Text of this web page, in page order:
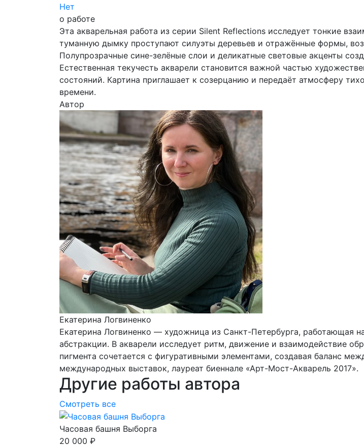
Нет
о работе
Эта акварельная работа из серии Silent Reflections исследует тонкие
туманную дымку проступают силуэты деревьев и отражённые формы,
Полупрозрачные сине-зелёные слои и деликатные световые акценты
Естественная текучесть акварели становится важной частью
состояний. Картина приглашает к созерцанию и передаёт атмосферу
времени.
Автор
Екатерина Логвиненко
Екатерина Логвиненко — художница из Санкт-Петербурга, работающая
абстракции. В акварели исследует ритм, движение и взаимодействие
пигмента сочетается с фигуративными элементами, создавая баланс
международных выставок, лауреат биеннале «Арт-Мост-Акварель 2017».
Другие работы автора
Смотреть все
Часовая башня Выборга
20 000 ₽